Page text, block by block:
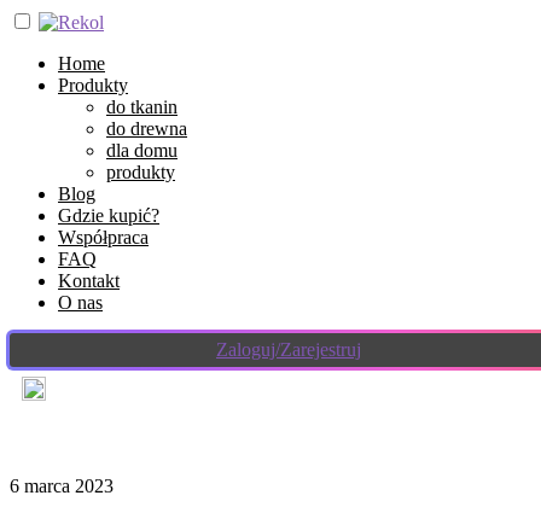
Home
Produkty
do tkanin
do drewna
dla domu
produkty
Blog
Gdzie kupić?
Współpraca
FAQ
Kontakt
O nas
Zaloguj/Zarejestruj
6 marca 2023